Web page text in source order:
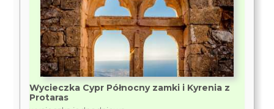
Wycieczka Cypr Północny zamki i Kyrenia z
Protaras